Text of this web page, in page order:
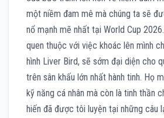
một niềm đam mê mà chúng ta sẽ
nổ mạnh mẽ nhất tại World Cup
quen thuộc với việc khoác lên mình
hình Liver Bird, sẽ sớm đại diện cho
trên sân khấu lớn nhất hành tinh. Họ
kỹ năng cá nhân mà còn là tinh thần
hiến đã được tôi luyện tại những câu